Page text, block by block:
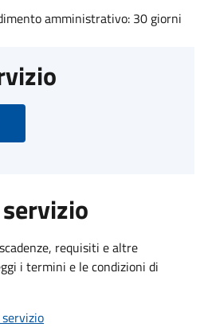
amministrativo: 30 giorni
requisiti e altre
i termini e le condizioni di